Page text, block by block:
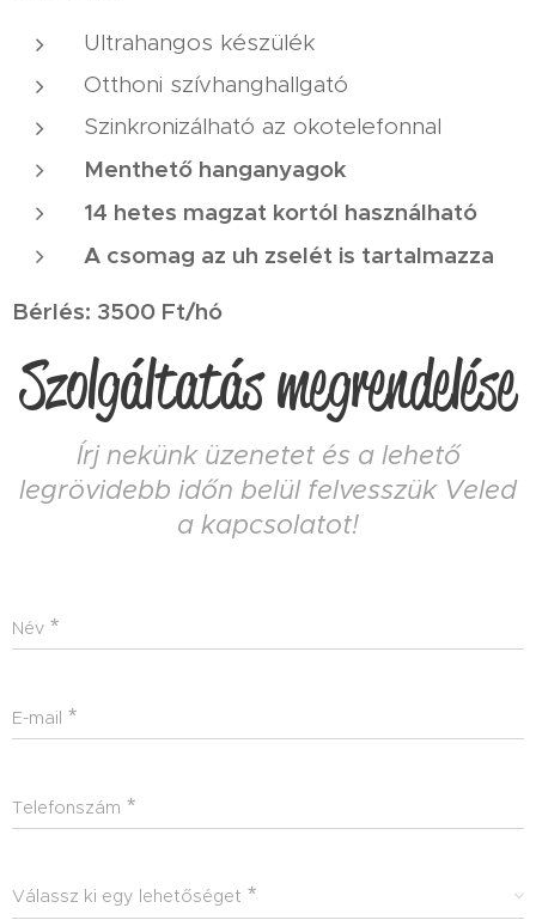
Ultrahangos készülék
Otthoni szívhanghallgató
Szinkronizálható az okotelefonnal
Menthető hanganyagok
14 hetes magzat kortól használható
A csomag az uh zselét is tartalmazza
Bérlés: 3500 Ft/hó
Szolgáltatás megrendelése
Írj nekünk üzenetet és a lehető
legrövidebb időn belül felvesszük Veled
a kapcsolatot!
Név
E-mail
Telefonszám
Válassz ki egy lehetőséget